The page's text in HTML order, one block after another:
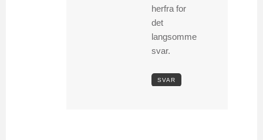
herfra for
det
langsomme
svar.
SVAR